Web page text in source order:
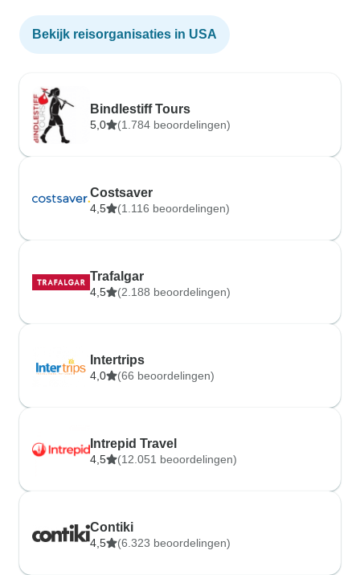
Bekijk reisorganisaties in USA
Bindlestiff Tours
5,0 (1.784 beoordelingen)
Costsaver
4,5 (1.116 beoordelingen)
Trafalgar
4,5 (2.188 beoordelingen)
Intertrips
4,0 (66 beoordelingen)
Intrepid Travel
4,5 (12.051 beoordelingen)
Contiki
4,5 (6.323 beoordelingen)